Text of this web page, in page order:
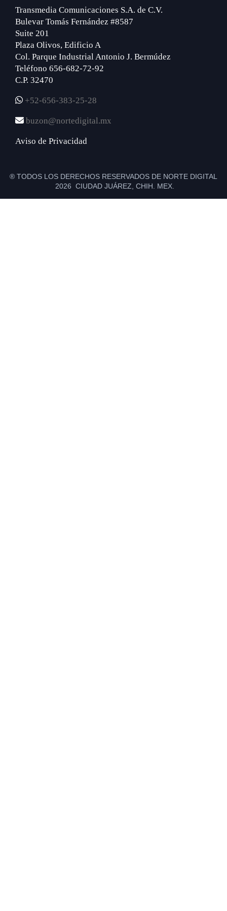
Transmedia Comunicaciones S.A. de C.V.
Bulevar Tomás Fernández #8587
Suite 201
Plaza Olivos, Edificio A
Col. Parque Industrial Antonio J. Bermúdez
Teléfono 656-682-72-92
C.P. 32470
+52-656-383-25-28
buzon@nortedigital.mx
Aviso de Privacidad
® TODOS LOS DERECHOS RESERVADOS DE NORTE DIGITAL
2026 CIUDAD JUÁREZ, CHIH. MEX.